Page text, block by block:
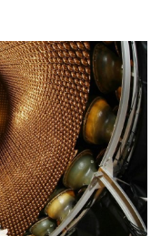
nghệ
điệu
nghệ
đổi số